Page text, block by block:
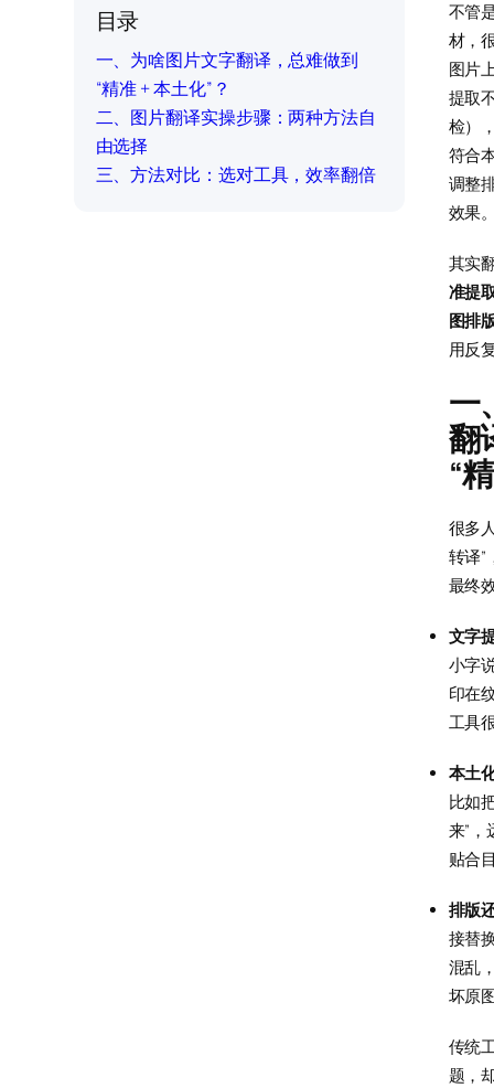
目录
一、为啥图片文字翻译，总难做到
“精准 + 本土化”？
二、图片翻译实操步骤：两种方法自
由选择
三、方法对比：选对工具，效率翻倍
不管
材，
图片
提取
检）
符合
调整
效果
其实
准提
图排
用反
一
翻
“
很多
转译
最终
文字
小字
印在
工具
本土
比如
来”，
贴合
排版
接替
混乱
坏原
传统
题，